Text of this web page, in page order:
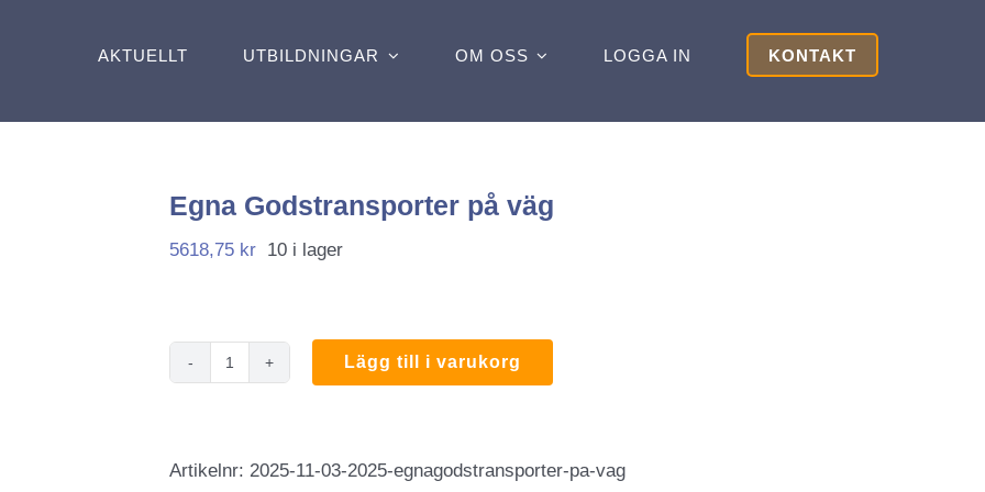
AKTUELLT UTBILDNINGAR OM OSS LOGGA IN KONTAKT
Egna Godstransporter på väg
5618,75 kr 10 i lager
väg
Lägg till i varukorg
Artikelnr: 2025-11-03-2025-egnagodstransporter-pa-vag